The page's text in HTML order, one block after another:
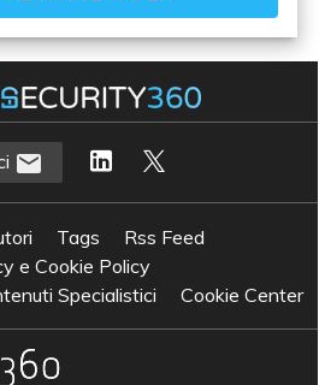
Tags
Rss Feed
e Cookie Policy
Specialistici
Cookie Center